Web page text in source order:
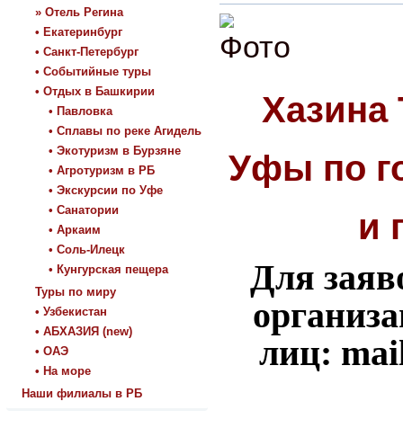
» Отель Регина
• Екатеринбург
• Санкт-Петербург
• Событийные туры
• Отдых в Башкирии
• Павловка
• Сплавы по реке Агидель
• Экотуризм в Бурзяне
• Агротуризм в РБ
• Экскурсии по Уфе
• Санатории
• Аркаим
• Соль-Илецк
• Кунгурская пещера
Туры по миру
• Узбекистан
• АБХАЗИЯ (new)
• ОАЭ
• На море
Наши филиалы в РБ
Хазина
Уфы по
и
Для
лиц: